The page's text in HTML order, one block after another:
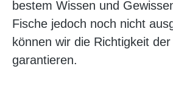
bestem Wissen und
Fische jedoch noch nicht
können wir die Richtigkeit
garantieren.